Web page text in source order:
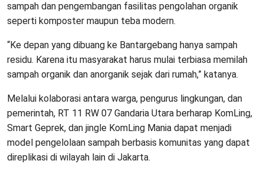
sampah dan pengembangan fasilitas pengolahan organik
seperti komposter maupun teba modern.
“Ke depan yang dibuang ke Bantargebang hanya sampah
residu. Karena itu masyarakat harus mulai terbiasa memilah
sampah organik dan anorganik sejak dari rumah,” katanya.
Melalui kolaborasi antara warga, pengurus lingkungan, dan
pemerintah, RT 11 RW 07 Gandaria Utara berharap KomLing,
Smart Geprek, dan jingle KomLing Mania dapat menjadi
model pengelolaan sampah berbasis komunitas yang dapat
direplikasi di wilayah lain di Jakarta.